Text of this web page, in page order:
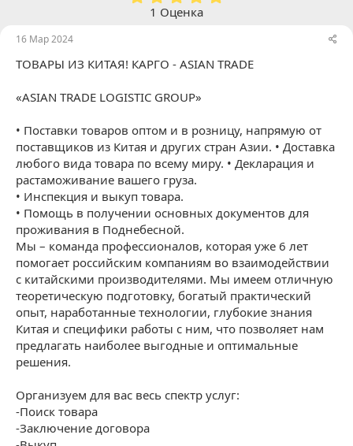
в
1 Оценка
16 Мар 2024
ТОВАРЫ ИЗ КИТАЯ! КАРГО - ASIAN TRADE
«ASIAN TRADE LOGISTIC GROUP»
• Поставки товаров оптом и в розницу, напрямую от
поставщиков из Китая и других стран Азии. • Доставка
любого вида товара по всему миру. • Декларация и
растаможивание вашего груза.
• Инспекция и выкуп товара.
• Помощь в получении основных документов для
проживания в Поднебесной.
Мы – команда профессионалов, которая уже 6 лет
помогает российским компаниям во взаимодействии
с китайскими производителями. Мы имеем отличную
теоретическую подготовку, богатый практический
опыт, наработанные технологии, глубокие знания
Китая и специфики работы с ним, что позволяет нам
предлагать наиболее выгодные и оптимальные
решения.
Организуем для вас весь спектр услуг:
-Поиск товара
-Заключение договора